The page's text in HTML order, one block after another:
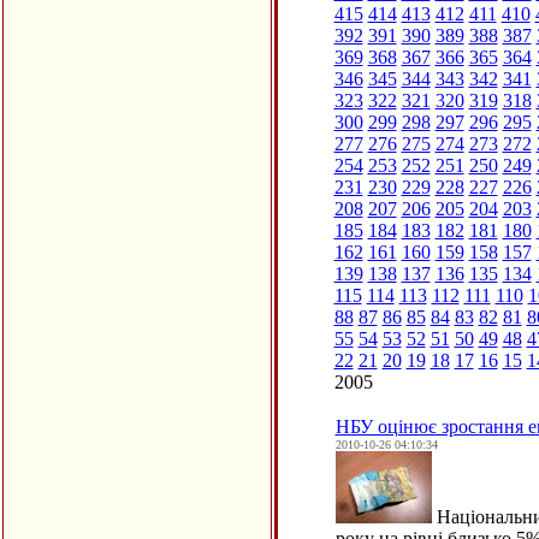
415 414 413 412 411 410
392 391 390 389 388 387
369 368 367 366 365 364
346 345 344 343 342 341
323 322 321 320 319 318
300 299 298 297 296 295
277 276 275 274 273 272
254 253 252 251 250 249
231 230 229 228 227 226
208 207 206 205 204 203
185 184 183 182 181 180
162 161 160 159 158 157
139 138 137 136 135 134
115 114 113 112 111 110
88 87 86 85 84 83 82 81
55 54 53 52 51 50 49 48
22 21 20 19 18 17 16 15
2005
НБУ оцінює зростання
2010-10-26 04:10:34